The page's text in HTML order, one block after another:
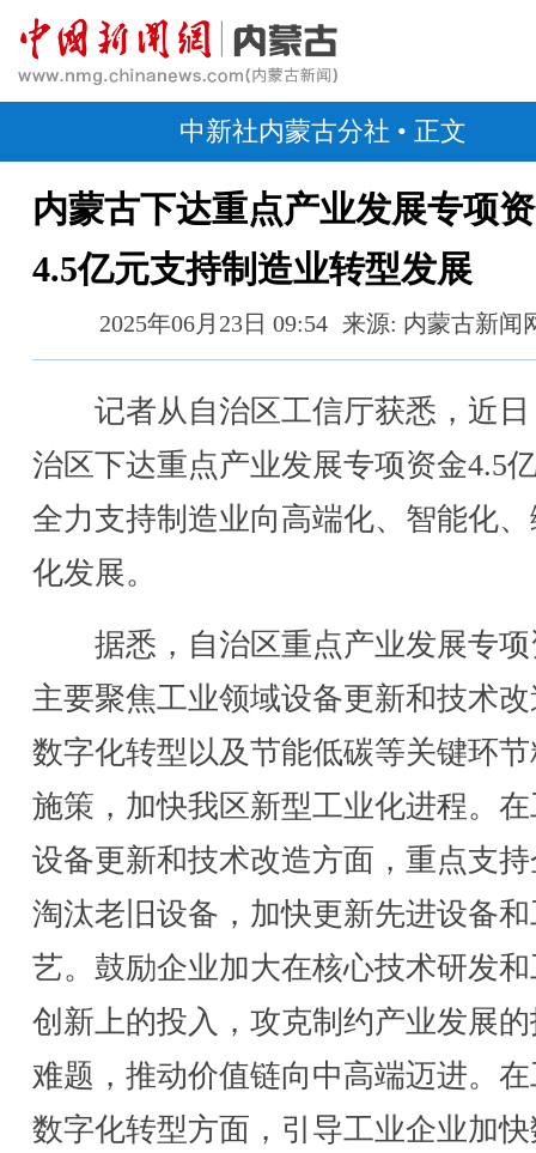
中新社内蒙古分社 • 正文
内蒙古下达重点产业发展专项
4.5亿元支持制造业转型发展
2025年06月23日 09:54 来源: 内蒙古新闻
记者从自治区工信厅获悉，近日
治区下达重点产业发展专项资金4.5
全力支持制造业向高端化、智能化
化发展。
据悉，自治区重点产业发展专项
主要聚焦工业领域设备更新和技术
数字化转型以及节能低碳等关键环
施策，加快我区新型工业化进程。
设备更新和技术改造方面，重点支
淘汰老旧设备，加快更新先进设备
艺。鼓励企业加大在核心技术研发
创新上的投入，攻克制约产业发展
难题，推动价值链向中高端迈进。
数字化转型方面，引导工业企业加